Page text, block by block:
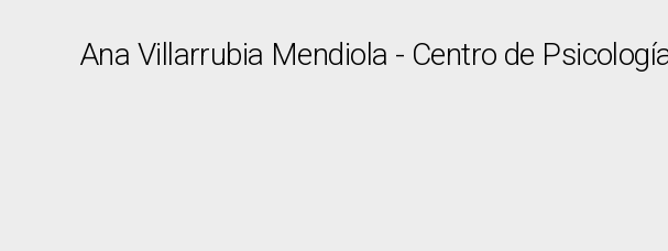
Ana Villarrubia Mendiola - Centro de